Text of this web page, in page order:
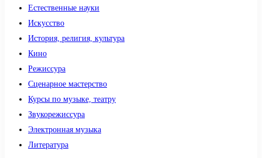
Естественные науки
Искусство
История, религия, культура
Кино
Режиссура
Сценарное мастерство
Курсы по музыке, театру
Звукорежиссура
Электронная музыка
Литература